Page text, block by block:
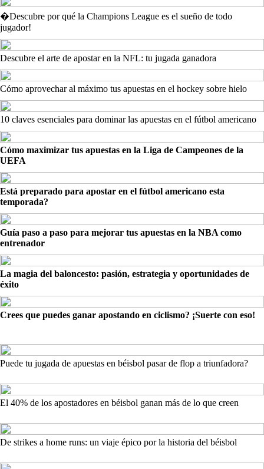
�Descubre por qué la Champions League es el sueño de todo
jugador!
Descubre el arte de apostar en la NFL: tu jugada ganadora
Cómo aprovechar al máximo tus apuestas en el hockey sobre hielo
10 claves esenciales para dominar las apuestas en el fútbol americano
Cómo maximizar tus apuestas en la Liga de Campeones de la
UEFA
Está preparado para apostar en el fútbol americano esta
temporada?
Guía paso a paso para mejorar tus apuestas en la NBA como
entrenador
La magia del baloncesto: pasión, estrategia y oportunidades de
éxito
Crees que puedes ganar apostando en ciclismo? ¡Suerte con eso!
Puede tu jugada de apuestas en béisbol pasar de flop a triunfadora?
El 40% de los apostadores en béisbol ganan más de lo que creen
De strikes a home runs: un viaje épico por la historia del béisbol